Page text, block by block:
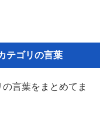
テゴリの言葉
言葉をまとめてま